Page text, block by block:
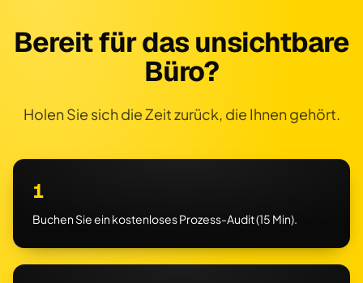
Bereit für das unsichtbare
Büro?
Holen Sie sich die Zeit zurück, die Ihnen gehört.
1
Buchen Sie ein kostenloses Prozess-Audit (15 Min).